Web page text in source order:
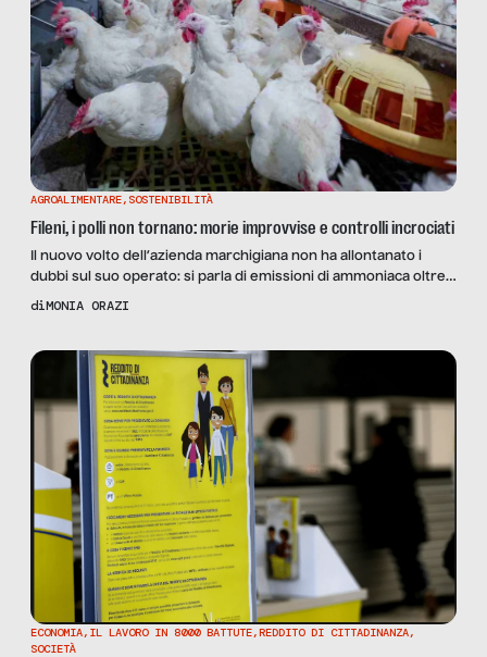
AGROALIMENTARE, SOSTENIBILITÀ
Fileni, i polli non tornano: morie improvvise e controlli incrociati
Il nuovo volto dell’azienda marchigiana non ha allontanato i
dubbi sul suo operato: si parla di emissioni di ammoniaca oltre i
limiti e di un’ecatombe sospetta di 240.000 polli, con l’impresa
diMONIA ORAZI
ECONOMIA, IL LAVORO IN 8000 BATTUTE,REDDITO DI CITTADINANZA,
SOCIETÀ